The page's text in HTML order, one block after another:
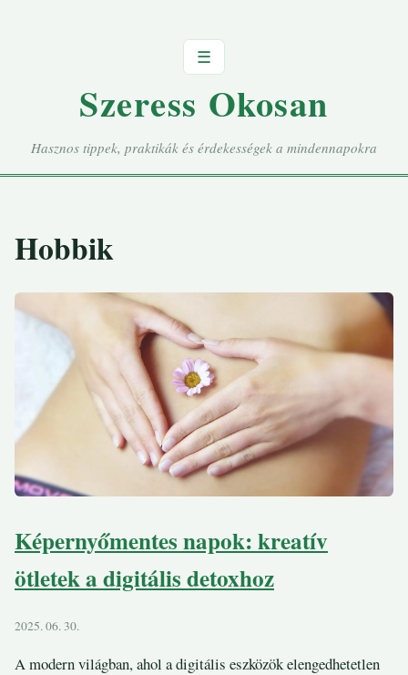
☰
Szeress Okosan
Hasznos tippek, praktikák és érdekességek a mindennapokra
Hobbik
Képernyőmentes napok: kreatív
ötletek a digitális detoxhoz
2025. 06. 30.
A modern világban, ahol a digitális eszközök elengedhetetlen